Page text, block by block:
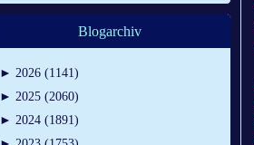
Blogarchiv
► 2026 (1141)
► 2025 (2060)
► 2024 (1891)